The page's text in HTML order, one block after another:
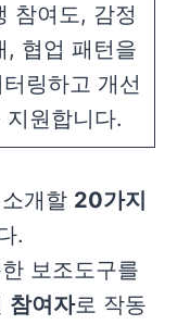
참여도, 감정
, 협업 패턴을
링하고 개선
지원합니다.
개할 20가지
.
보조도구를
참여자로 작동